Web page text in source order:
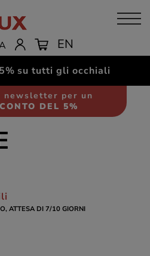
EN
su tutti gli occhiali
per un
DEL 5%
sole Unisex
ATTESA DI 7/10 GIORNI